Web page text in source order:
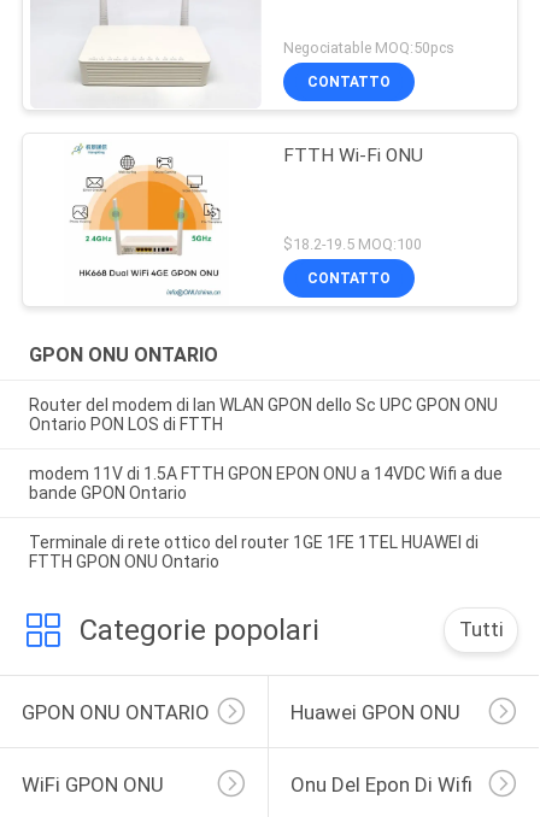
Negociatable MOQ:50pcs
CONTATTO
FTTH Wi-Fi ONU
$18.2-19.5 MOQ:100
CONTATTO
GPON ONU ONTARIO
Router del modem di lan WLAN GPON dello Sc UPC GPON ONU
Ontario PON LOS di FTTH
modem 11V di 1.5A FTTH GPON EPON ONU a 14VDC Wifi a due
bande GPON Ontario
Terminale di rete ottico del router 1GE 1FE 1TEL HUAWEI di
FTTH GPON ONU Ontario
Categorie popolari Tutti
GPON ONU ONTARIO Huawei GPON ONU
WiFi GPON ONU Onu Del Epon Di Wifi